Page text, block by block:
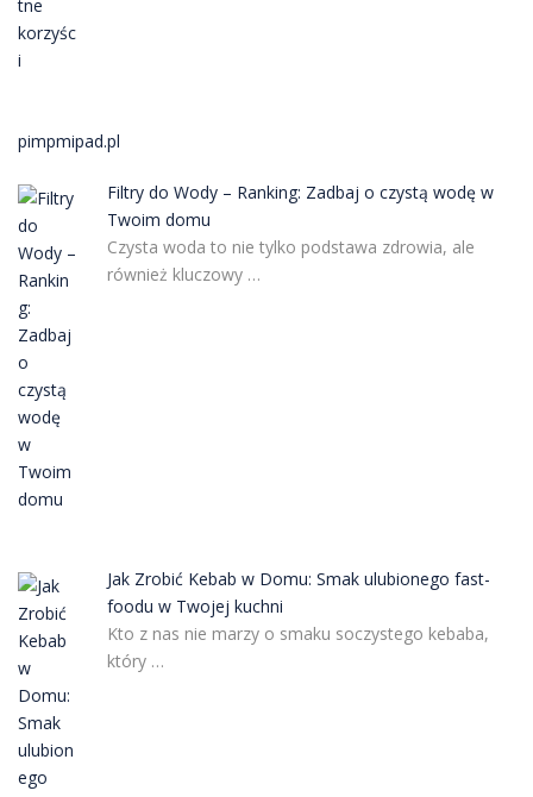
pimpmipad.pl
Filtry do Wody – Ranking: Zadbaj o czystą wodę w
Twoim domu
Czysta woda to nie tylko podstawa zdrowia, ale
również kluczowy …
Jak Zrobić Kebab w Domu: Smak ulubionego fast-
foodu w Twojej kuchni
Kto z nas nie marzy o smaku soczystego kebaba,
który …